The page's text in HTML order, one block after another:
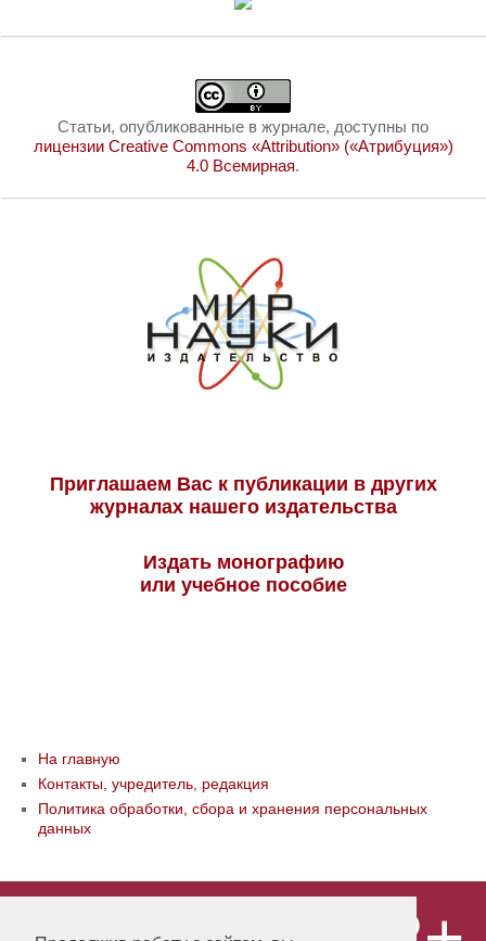
Статьи, опубликованные в журнале, доступны по
лицензии Creative Commons «Attribution» («Атрибуция»)
4.0 Всемирная.
Приглашаем Вас к публикации в других
журналах нашего издательства
Издать монографию
или учебное пособие
На главную
Контакты, учредитель, редакция
Политика обработки, сбора и хранения персональных
данных
«Publishing company «World of science»,